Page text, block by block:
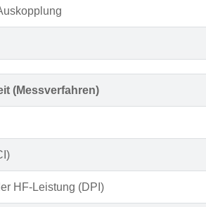
(Messverfahren)
HF-Leistung (DPI)